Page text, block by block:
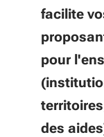
facilite
pour
des